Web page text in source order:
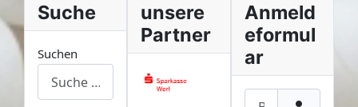
Suche
Suchen
unsere
Partner
Anmeld
eformul
ar
Benutzername